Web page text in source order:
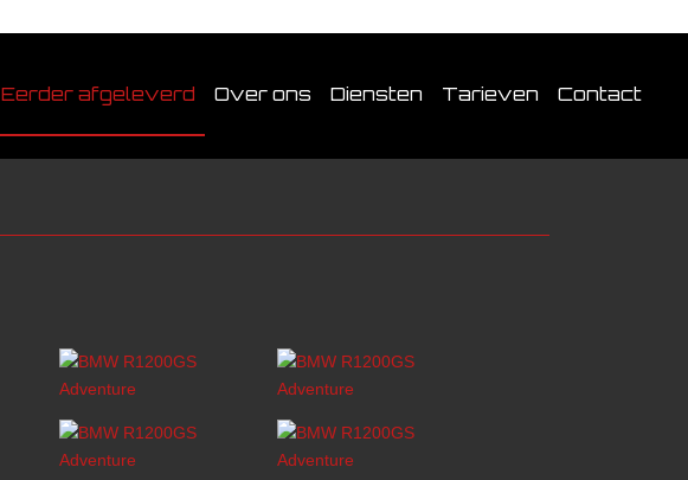
Eerder afgeleverd Over ons Diensten Tarieven Contact